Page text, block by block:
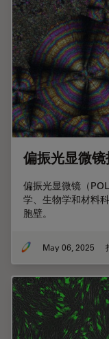
偏振光显微镜
偏振光显微镜（
学、生物学和材料
胞壁。
May 06, 2025